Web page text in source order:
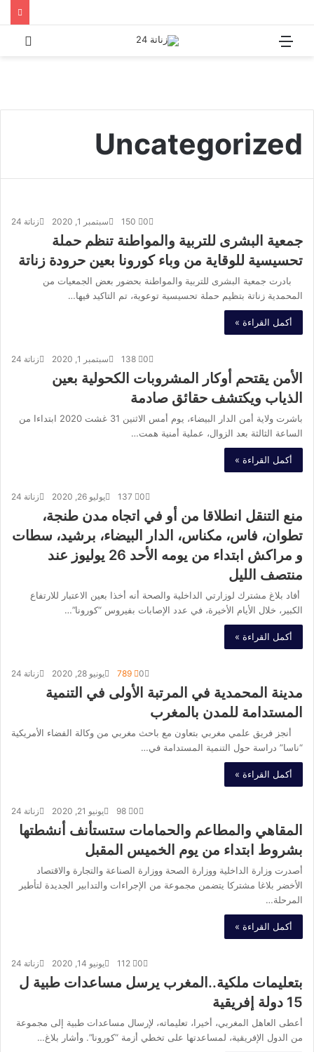
القائمة
Uncategorized
زناتة 24 سبتمبر 1, 2020 0
جمعية البشرى للتربية والمواطنة تنظم حملة
تحسيسية للوقاية من وباء كورونا بعين حرودة زناتة
بادرت جمعية البشرى للتربية والمواطنة بحضور بعض الجمعيات من
المحمدية زناتة بتظيم حملة تحسيسية توعوية، تم التاكيد فيها…
أكمل القراءة »
زناتة 24 سبتمبر 1, 2020 0
الأمن يقتحم أوكار المشروبات الكحولية بعين
الذياب ويكتشف حقائق صادمة
باشرت ولاية أمن الدار البيضاء، يوم أمس الاثنين 31 غشت 2020 ابتداءا من
الساعة الثالثة بعد الزوال، عملية أمنية همت…
أكمل القراءة »
زناتة 24 يوليو 26, 2020 0
منع التنقل انطلاقا من أو في اتجاه مدن طنجة،
تطوان، فاس، مكناس، الدار البيضاء، برشيد، سطات
و مراكش ابتداء من يومه الأحد 26 يوليوز عند
منتصف الليل
أفاد بلاغ مشترك لوزارتي الداخلية والصحة أنه أخذا بعين الاعتبار للارتفاع
الكبير، خلال الأيام الأخيرة، في عدد الإصابات بفيروس “كورونا”…
أكمل القراءة »
زناتة 24 يونيو 28, 2020 0
مدينة المحمدية في المرتبة الأولى في التنمية
المستدامة للمدن بالمغرب
أنجز فريق علمي مغربي بتعاون مع باحث مغربي من وكالة الفضاء الأمريكية
“ناسا” دراسة حول التنمية المستدامة في…
أكمل القراءة »
زناتة 24 يونيو 21, 2020 0
المقاهي والمطاعم والحمامات ستستأنف أنشطتها
بشروط ابتداء من يوم الخميس المقبل
أصدرت وزارة الداخلية ووزارة الصحة ووزارة الصناعة والتجارة والاقتصاد
الأخضر بلاغا مشتركا يتضمن مجموعة من الإجراءات والتدابير الجديدة لتأطير
المرحلة…
أكمل القراءة »
زناتة 24 يونيو 14, 2020 0
بتعليمات ملكية..المغرب يرسل مساعدات طبية ل
15 دولة إفريقية
أعطى العاهل المغربي، أخيرا، تعليماته، لإرسال مساعدات طبية إلى مجموعة
من الدول الإفريقية، لمساعدتها على تخطي أزمة “كورونا”. وأشار بلاغ…